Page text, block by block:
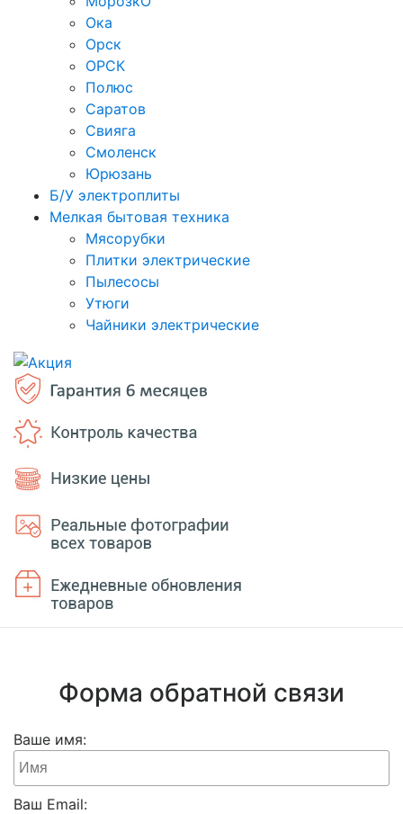
Ока
Орск
ОРСК
Полюс
Саратов
Свияга
Смоленск
Юрюзань
Б/У электроплиты
Мелкая бытовая техника
Мясорубки
Плитки электрические
Пылесосы
Утюги
Чайники электрические
Форма обратной связи
Ваше имя:
Ваш Email: